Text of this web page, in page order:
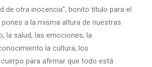
de otra inocencia”, bonito título para el
pones a la misma altura de nuestras
la salud, las emociones, la
la cultura, los
para afirmar que todo está